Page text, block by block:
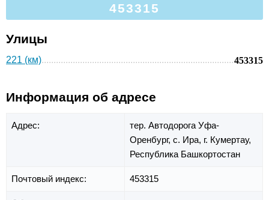
453315
Улицы
221 (км) 453315
Информация об адресе
Адрес:
тер. Автодорога Уфа-
Оренбург, с. Ира, г. Кумертау,
Республика Башкортостан
Почтовый индекс: 453315